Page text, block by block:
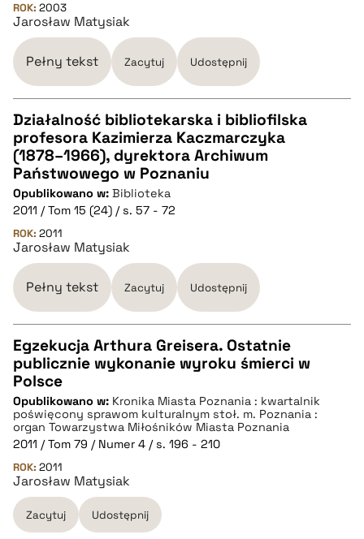
ROK: 2003
Jarosław Matysiak
Pełny tekst Zacytuj Udostępnij
CZYSTY TEKST
pobierz cytat
BIBTEX
pobierz cytat
Działalność bibliotekarska i bibliofilska
profesora Kazimierza Kaczmarczyka
(1878–1966), dyrektora Archiwum
Państwowego w Poznaniu
Opublikowano w: Biblioteka
2011 / Tom 15 (24) / s. 57 - 72
ROK: 2011
Jarosław Matysiak
Pełny tekst Zacytuj Udostępnij
CZYSTY TEKST
pobierz cytat
BIBTEX
pobierz cytat
Egzekucja Arthura Greisera. Ostatnie
publicznie wykonanie wyroku śmierci w
Polsce
Opublikowano w: Kronika Miasta Poznania : kwartalnik
poświęcony sprawom kulturalnym stoł. m. Poznania :
organ Towarzystwa Miłośników Miasta Poznania
2011 / Tom 79 / Numer 4 / s. 196 - 210
ROK: 2011
Jarosław Matysiak
Zacytuj Udostępnij